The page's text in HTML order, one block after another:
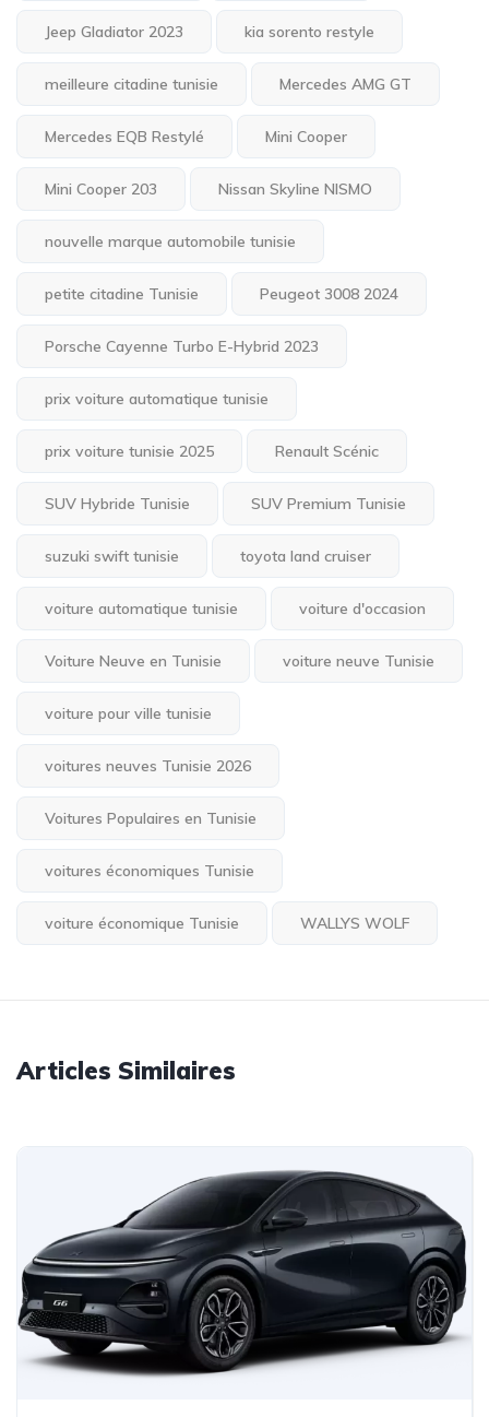
Jeep Gladiator 2023 kia sorento restyle
meilleure citadine tunisie Mercedes AMG GT
Mercedes EQB Restylé Mini Cooper
Mini Cooper 203 Nissan Skyline NISMO
nouvelle marque automobile tunisie
petite citadine Tunisie Peugeot 3008 2024
Porsche Cayenne Turbo E-Hybrid 2023
prix voiture automatique tunisie
prix voiture tunisie 2025 Renault Scénic
SUV Hybride Tunisie SUV Premium Tunisie
suzuki swift tunisie toyota land cruiser
voiture automatique tunisie voiture d'occasion
Voiture Neuve en Tunisie voiture neuve Tunisie
voiture pour ville tunisie
voitures neuves Tunisie 2026
Voitures Populaires en Tunisie
voitures économiques Tunisie
voiture économique Tunisie WALLYS WOLF
Articles Similaires